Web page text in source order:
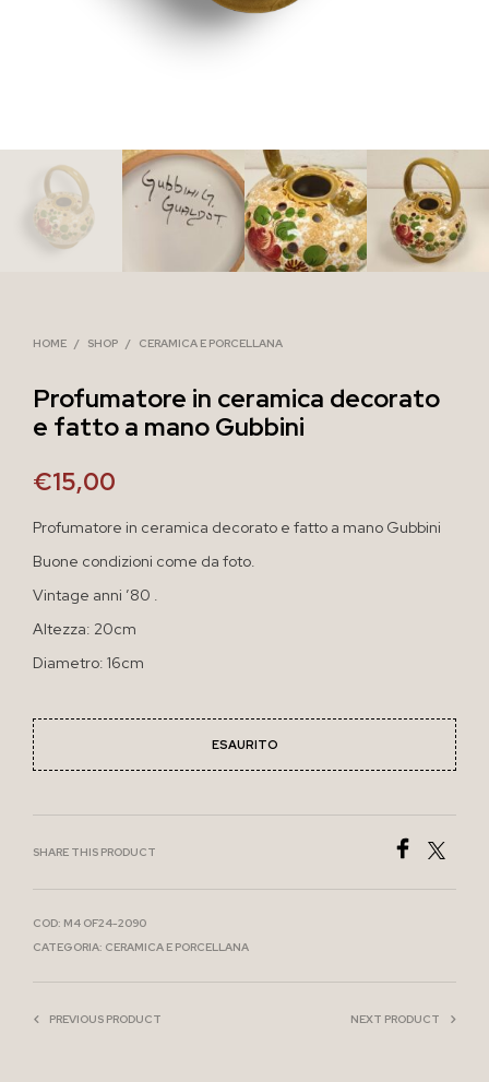
HOME / SHOP / CERAMICA E PORCELLANA
Profumatore in ceramica decorato
e fatto a mano Gubbini
€15,00
Profumatore in ceramica decorato e fatto a mano Gubbini
Buone condizioni come da foto.
Vintage anni ’80 .
Altezza: 20cm
Diametro: 16cm
ESAURITO
SHARE THIS PRODUCT
COD: M4 OF24-2090
CATEGORIA: CERAMICA E PORCELLANA
PREVIOUS PRODUCT NEXT PRODUCT